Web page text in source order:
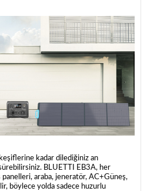
kadar dilediğiniz an
BLUETTI EB3A, her
araba, jeneratör, AC+Güneş,
böylece yolda sadece huzurlu